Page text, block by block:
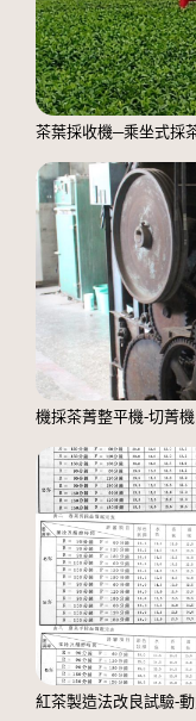
茶葉採收機─乘坐式採
機採茶菁整平機-切菁機
紅茶製造法改良試驗-